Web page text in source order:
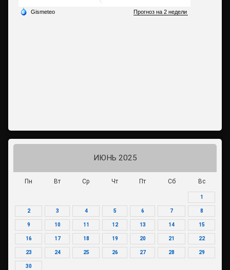
ИЮНЬ 2025
Пн Вт Ср Чт Пт Сб Вс
1
2 3 4 5 6 7 8
9 10 11 12 13 14 15
16 17 18 19 20 21 22
23 24 25 26 27 28 29
30